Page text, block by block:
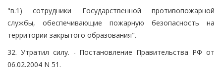
"в.1) сотрудники Государственной противопожарной
службы, обеспечивающие пожарную безопасность на
территории закрытого образования".
32. Утратил силу. - Постановление Правительства РФ от
06.02.2004 N 51.